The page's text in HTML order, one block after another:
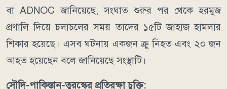
বা ADNOC জানিয়েছে, সংঘাত শুরুর পর থেকে হরমুজ
প্রণালি দিয়ে চলাচলের সময় তাদের ১৫টি জাহাজ হামলার
শিকার হয়েছে। এসব ঘটনায় একজন ক্রু নিহত এবং ২০ জন
আহত হয়েছেন বলে জানিয়েছে সংস্থাটি।
সৌদি-পাকিস্তান-তুরস্কের প্রতিরক্ষা চুক্তি: